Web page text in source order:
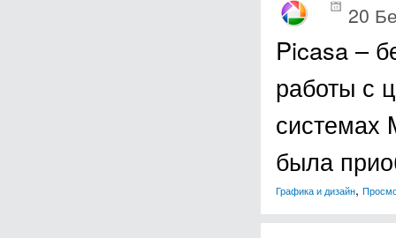
20
Picasa –
работы с
системах
была
Графика и дизайн,